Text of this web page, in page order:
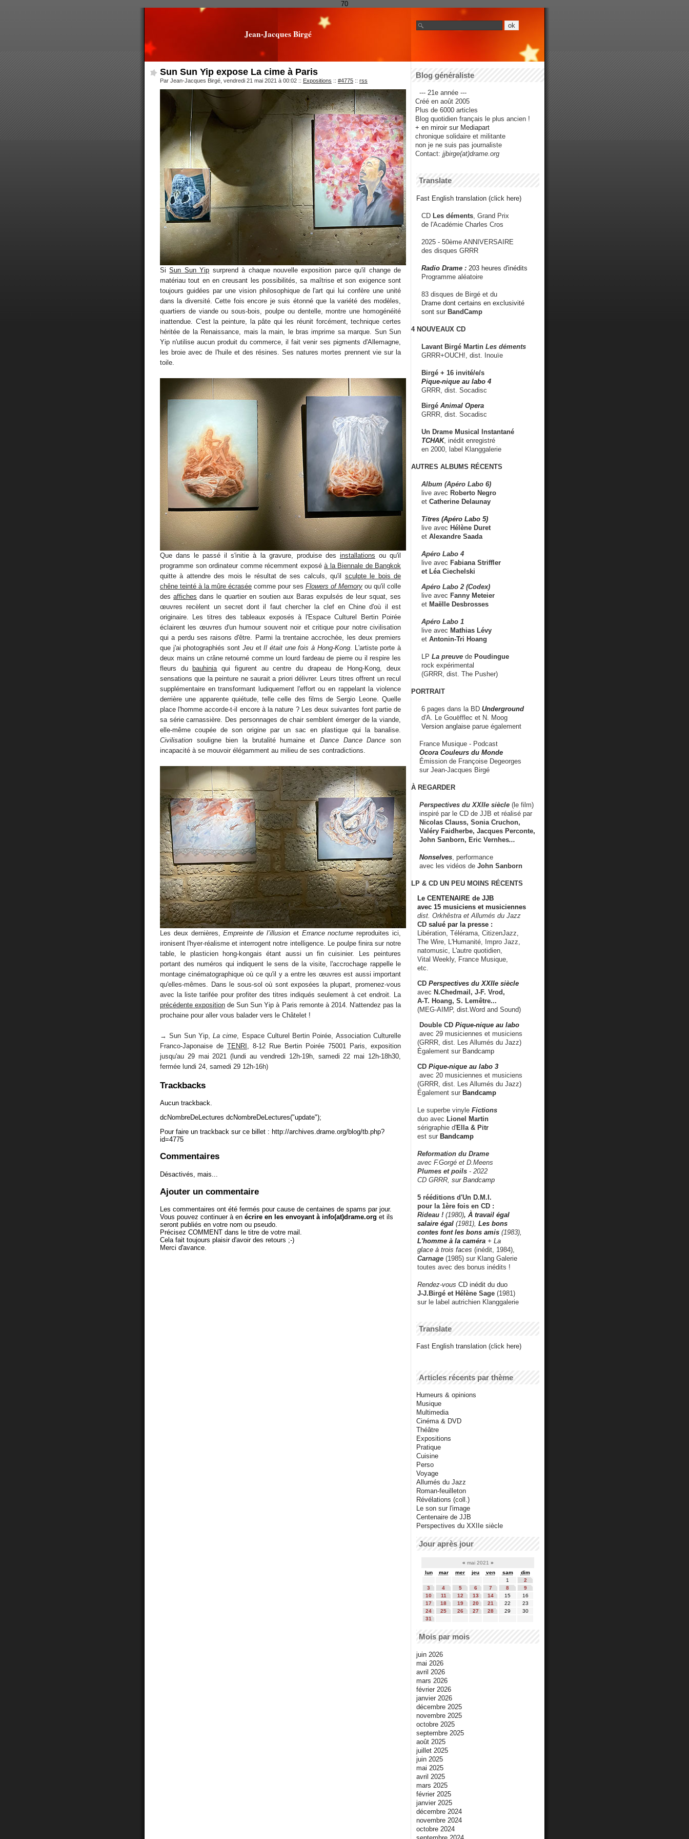
70
Jean-Jacques Birgé
Sun Sun Yip expose La cime à Paris
Par Jean-Jacques Birgé, vendredi 21 mai 2021 à 00:02 :: Expositions :: #4775 :: rss
SiSun Sun Yip surprend à chaque nouvelle exposition parce qu'il change de
matériau tout en en creusant les possibilités, sa maîtrise et son exigence sont
toujours guidées par une vision philosophique de l'art qui lui confère une unité
dans la diversité. Cette fois encore je suis étonné que la variété des modèles,
quartiers de viande ou sous-bois, poulpe ou dentelle, montre une homogénéité
inattendue. C'est la peinture, la pâte qui les réunit forcément, technique certes
héritée de la Renaissance, mais la main, le bras imprime sa marque. Sun Sun
Yip n'utilise aucun produit du commerce, il fait venir ses pigments d'Allemagne,
les broie avec de l'huile et des résines. Ses natures mortes prennent vie sur la
toile.
Que dans le passé il s'initie à la gravure, produise des installations ou qu'il
programme son ordinateur comme récemment exposé à la Biennale de Bangkok
quitte à attendre des mois le résultat de ses calculs, qu'il sculpte le bois de
chêne teinté à la mûre écrasée comme pour ses Flowers of Memory ou qu'il colle
desaffiches dans le quartier en soutien aux Baras expulsés de leur squat, ses
œuvres recèlent un secret dont il faut chercher la clef en Chine d'où il est
originaire. Les titres des tableaux exposés à l'Espace Culturel Bertin Poirée
éclairent les œuvres d'un humour souvent noir et critique pour notre civilisation
qui a perdu ses raisons d'être. Parmi la trentaine accrochée, les deux premiers
que j'ai photographiés sont JeuetIl était une fois à Hong-Kong. L'artiste porte à
deux mains un crâne retourné comme un lourd fardeau de pierre ou il respire les
fleurs du
bauhinia qui figurent au centre du drapeau de Hong-Kong, deux
sensations que la peinture ne saurait a priori délivrer. Leurs titres offrent un recul
supplémentaire en transformant ludiquement l'effort ou en rappelant la violence
derrière une apparente quiétude, telle celle des films de Sergio Leone. Quelle
place l'homme accorde-t-il encore à la nature ? Les deux suivantes font partie de
sa série carnassière. Des personnages de chair semblent émerger de la viande,
elle-même coupée de son origine par un sac en plastique qui la banalise.
Civilisation souligne bien la brutalité humaine et Dance Dance Dance son
incapacité à se mouvoir élégamment au milieu de ses contradictions.
Les deux dernières,Empreinte de l’illusion et Errance nocturne reproduites ici,
ironisent l'hyer-réalisme et interrogent notre intelligence. Le poulpe finira sur notre
table, le plasticien hong-kongais étant aussi un fin cuisinier. Les peintures
portant des numéros qui indiquent le sens de la visite, l'accrochage rappelle le
montage cinématographique où ce qu'il y a entre les œuvres est aussi important
qu'elles-mêmes. Dans le sous-sol où sont exposées la plupart, promenez-vous
avec la liste tarifée pour profiter des titres indiqués seulement à cet endroit. La
précédente exposition de Sun Sun Yip à Paris remonte à 2014. N'attendez pas la
prochaine pour aller vous balader vers le Châtelet !
→ Sun Sun Yip,La cime , Espace Culturel Bertin Poirée, Association Culturelle
Franco-Japonaise de TENRI
, 8-12 Rue Bertin Poirée 75001 Paris, exposition
jusqu'au 29 mai 2021 (lundi au vendredi 12h-19h, samedi 22 mai 12h-18h30,
fermée lundi 24, samedi 29 12h-16h)
Trackbacks
Aucun trackback.
dcNombreDeLectures dcNombreDeLectures("update");
Pour faire un trackback sur ce billet : http://archives.drame.org/blog/tb.php?
id=4775
Commentaires
Désactivés, mais...
Ajouter un commentaire
Les commentaires ont été fermés pour cause de centaines de spams par jour.
Vous pouvez continuer à en écrire en les envoyant à info(at)drame.org et ils
seront publiés en votre nom ou pseudo.
Précisez COMMENT dans le titre de votre mail.
Cela fait toujours plaisir d'avoir des retours ;-)
Merci d'avance.
Blog généraliste
--- 21e année ---
Créé en août 2005
Plus de 6000 articles
Blog quotidien français le plus ancien !
+ en miroir sur Mediapart
chronique solidaire et militante
non je ne suis pas journaliste
Contact: jjbirge(at)drame.org
Translate
Fast English translation (click here)
CD Les déments , Grand Prix
de l'Académie Charles Cros
2025 - 50ème ANNIVERSAIRE
des disques GRRR
Radio Drame : 203 heures d'inédits
Programme aléatoire
83 disques de Birgé et du
Drame dont certains en exclusivité
sont sur BandCamp
4 NOUVEAUX CD
Lavant Birgé Martin Les déments
GRRR+OUCH!, dist. Inouïe
Birgé + 16 invité/e/s
Pique-nique au labo 4
GRRR, dist. Socadisc
Birgé Animal Opera
GRRR, dist. Socadisc
Un Drame Musical Instantané
TCHAK, inédit enregistré
en 2000, label Klanggalerie
AUTRES ALBUMS RÉCENTS
Album (Apéro Labo 6)
live avec Roberto Negro
et Catherine Delaunay
Titres (Apéro Labo 5)
live avec Hélène Duret
et Alexandre Saada
Apéro Labo 4
live avec Fabiana Striffler
et Léa Ciechelski
Apéro Labo 2 (Codex)
live avec Fanny Meteier
et Maëlle Desbrosses
Apéro Labo 1
live avec Mathias Lévy
et Antonin-Tri Hoang
LP La preuve de Poudingue
rock expérimental
(GRRR, dist. The Pusher)
PORTRAIT
6 pages dans la BD Underground
d'A. Le Gouëfflec et N. Moog
Version anglaise parue également
France Musique - Podcast
Ocora Couleurs du Monde
Émission de Françoise Degeorges
sur Jean-Jacques Birgé
À REGARDER
Perspectives du XXIIe siècle (le film)
inspiré par le CD de JJB et réalisé par
Nicolas Clauss, Sonia Cruchon,
Valéry Faidherbe, Jacques Perconte,
John Sanborn, Eric Vernhes...
Nonselves , performance
avec les vidéos de John Sanborn
LP & CD UN PEU MOINS RÉCENTS
Le CENTENAIRE de JJB
avec 15 musiciens et musiciennes
dist. Orkhêstra et Allumés du Jazz
CD salué par la presse :
Libération, Télérama, CitizenJazz,
The Wire, L'Humanité, Impro Jazz,
natomusic, L'autre quotidien,
Vital Weekly, France Musique,
etc.
CD Perspectives du XXIIe siècle
avec N.Chedmail, J-F. Vrod,
A-T. Hoang, S. Lemêtre...
(MEG-AIMP, dist.Word and Sound)
Double CD Pique-nique au labo
avec 29 musiciennes et musiciens
(GRRR, dist. Les Allumés du Jazz)
Également sur Bandcamp
CD Pique-nique au labo 3
avec 20 musiciennes et musiciens
(GRRR, dist. Les Allumés du Jazz)
Également sur Bandcamp
Le superbe vinyle Fictions
duo avec Lionel Martin
sérigraphie d'Ella & Pitr
est sur Bandcamp
Reformation du Drame
avec F.Gorgé et D.Meens
Plumes et poils - 2022
CD GRRR, sur Bandcamp
5 rééditions d'Un D.M.I.
pour la 1ère fois en CD :
Rideau ! (1980), À travail égal
salaire égal (1981), Les bons
contes font les bons amis (1983),
L'homme à la caméra + La
glace à trois faces (inédit, 1984),
Carnage (1985) sur Klang Galerie
toutes avec des bonus inédits !
Rendez-vous CD inédit du duo
J-J.Birgé et Hélène Sage (1981)
sur le label autrichien Klanggalerie
Translate
Fast English translation (click here)
Articles récents par thème
Humeurs & opinions
Musique
Multimedia
Cinéma & DVD
Théâtre
Expositions
Pratique
Cuisine
Perso
Voyage
Allumés du Jazz
Roman-feuilleton
Révélations (coll.)
Le son sur l'image
Centenaire de JJB
Perspectives du XXIIe siècle
Jour après jour
« mai 2021 »
lun
mar mer jeu ven sam
dim
1
2
3
4 5 6 7 8
9
10
11 12 13 14 15
16
17
18 19 20 21 22
23
24
25 26 27 28 29
30
31
Mois par mois
juin 2026
mai 2026
avril 2026
mars 2026
février 2026
janvier 2026
décembre 2025
novembre 2025
octobre 2025
septembre 2025
août 2025
juillet 2025
juin 2025
mai 2025
avril 2025
mars 2025
février 2025
janvier 2025
décembre 2024
novembre 2024
octobre 2024